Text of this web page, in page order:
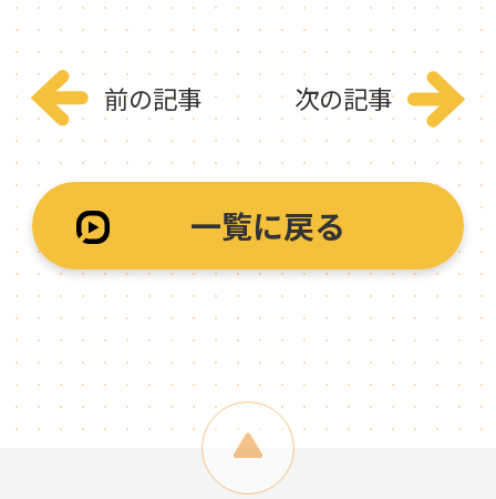
前の記事
一覧に戻る
次の記事